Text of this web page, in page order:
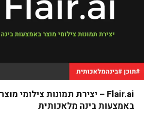
Flair.ai – יצירת תמונות צילומי מוצר
באמצעות בינה מלאכותית